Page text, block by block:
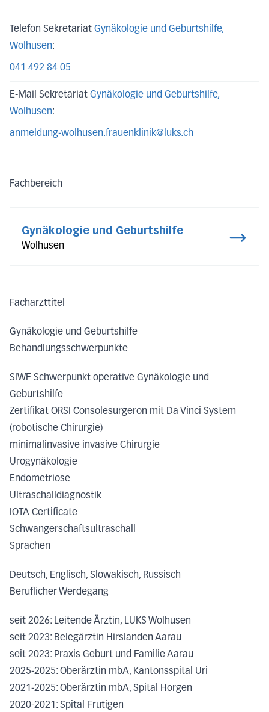
Telefon Sekretariat Gynäkologie und Geburtshilfe,
Wolhusen:
041 492 84 05
E-Mail Sekretariat Gynäkologie und Geburtshilfe,
Wolhusen:
anmeldung-wolhusen.frauenklinik@luks.ch
Fachbereich
Gynäkologie und Geburtshilfe
Wolhusen
Facharzttitel
Gynäkologie und Geburtshilfe
Behandlungsschwerpunkte
SIWF Schwerpunkt operative Gynäkologie und
Geburtshilfe
Zertifikat ORSI Consolesurgeron mit Da Vinci System
(robotische Chirurgie)
minimalinvasive invasive Chirurgie
Urogynäkologie
Endometriose
Ultraschalldiagnostik
IOTA Certificate
Schwangerschaftsultraschall
Sprachen
Deutsch, Englisch, Slowakisch, Russisch
Beruflicher Werdegang
seit 2026: Leitende Ärztin, LUKS Wolhusen
seit 2023: Belegärztin Hirslanden Aarau
seit 2023: Praxis Geburt und Familie Aarau
2025-2025: Oberärztin mbA, Kantonsspital Uri
2021-2025: Oberärztin mbA, Spital Horgen
2020-2021: Spital Frutigen